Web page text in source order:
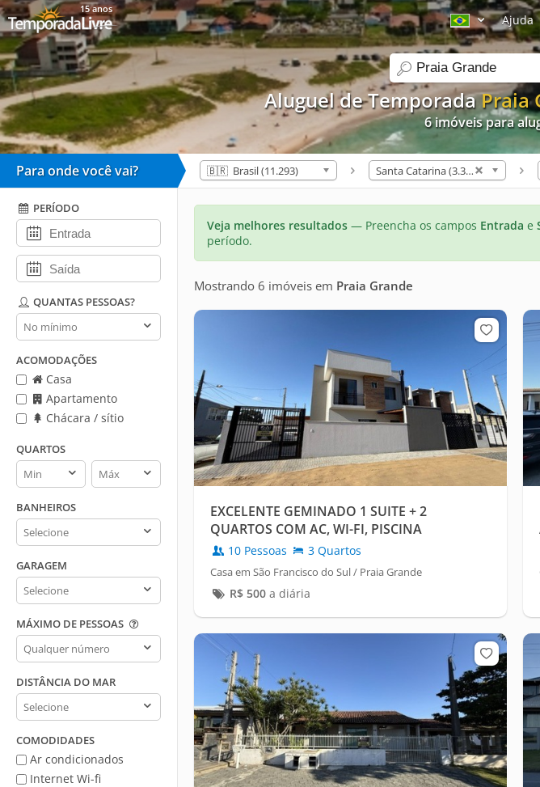
Aluguel de TemporadaPraia
6 imóveis para
search
15 anos
Ajuda
Para onde você vai? 🇧🇷 Brasil (11.293) Santa Catarina (3.309)
PERÍODO
QUANTAS PESSOAS?
Quantas
pessoas?
ACOMODAÇÕES
Casa
Apartamento
Chácara / sítio
QUARTOS
Quartos
min
Quartos
max
BANHEIROS
Banheiros
GARAGEM
Garagem
MÁXIMO DE PESSOAS
Máximo
de
pessoas
DISTÂNCIA DO MAR
Distância
do
Mar
COMODIDADES
Ar condicionados
Internet Wi-fi
Veja melhores resultados — Preencha os campos Entrada e
período.
Mostrando 6 imóveis em Praia Grande
EXCELENTE GEMINADO 1 SUITE + 2
QUARTOS COM AC, WI-FI, PISCINA
10 Pessoas 3 Quartos
Casa em São Francisco do Sul / Praia Grande
R$ 500a diária